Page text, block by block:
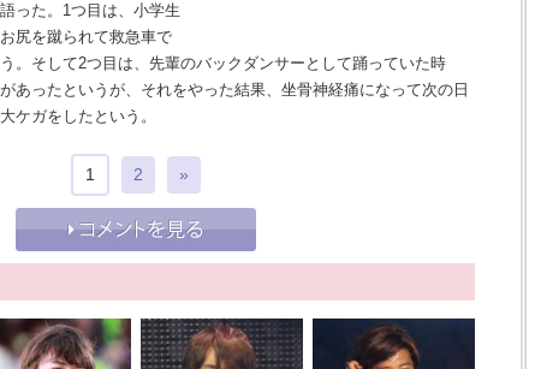
った。1つ目は、小学生
尻を蹴られて救急車で
。そして2つ目は、先輩のバックダンサーとして踊っていた時
あったというが、それをやった結果、坐骨神経痛になって次の日
ケガをしたという。
1 2 »